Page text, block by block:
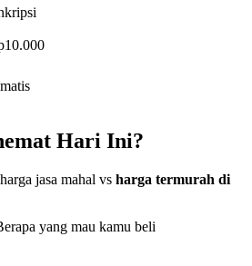
Hari Ini?
jasa mahal vs harga termurah di
yang mau kamu beli